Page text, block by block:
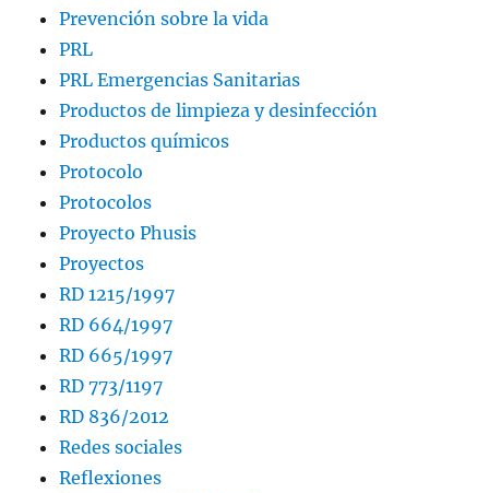
Prevención sobre la vida
PRL
PRL Emergencias Sanitarias
Productos de limpieza y desinfección
Productos químicos
Protocolo
Protocolos
Proyecto Phusis
Proyectos
RD 1215/1997
RD 664/1997
RD 665/1997
RD 773/1197
RD 836/2012
Redes sociales
Reflexiones